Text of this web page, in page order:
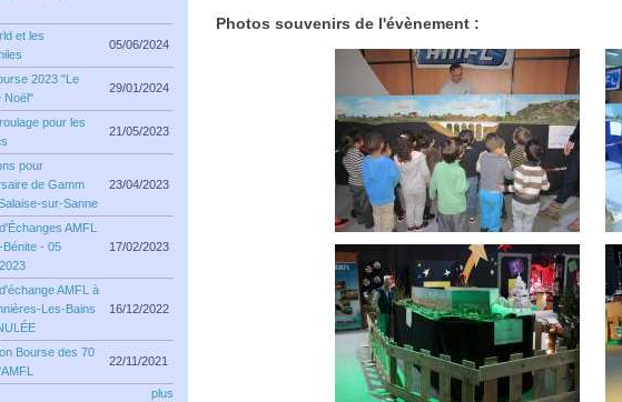
Photos souvenirs de l'évènement :
et les
05/06/2024
2023 "Le
Noël"
29/01/2024
pour les
21/05/2023
pour
de Gamm
sur-Sanne
23/04/2023
AMFL
Bénite - 05
17/02/2023
AMFL à
Les-Bains
16/12/2022
Bourse des 70
22/11/2021
plus